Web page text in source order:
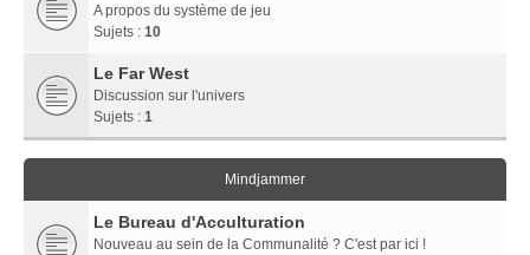
A propos du système de jeu
Sujets : 10
Le Far West
Discussion sur l'univers
Sujets : 1
Mindjammer
Le Bureau d'Acculturation
Nouveau au sein de la Communalité ? C'est par ici !